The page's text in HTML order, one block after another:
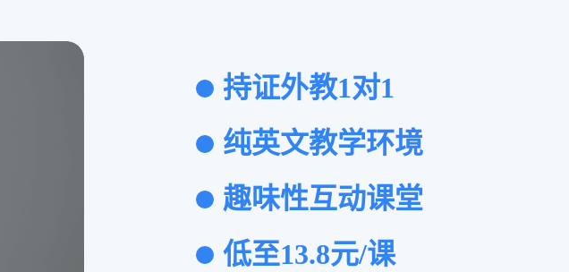
持证外教1对1
纯英文教学环境
趣味性互动课堂
低至13.8元/课